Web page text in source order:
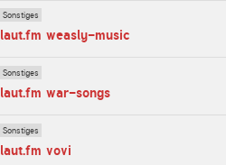
Sonstiges
laut.fm weasly-music
Sonstiges
laut.fm war-songs
Sonstiges
laut.fm vovi